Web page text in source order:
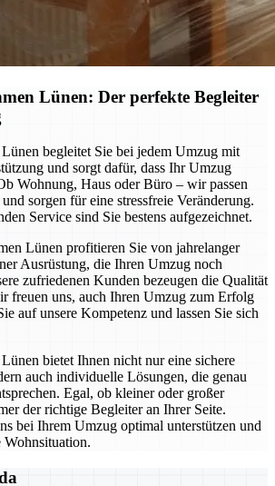
Lünen: Der perfekte Begleiter
begleitet Sie bei jedem Umzug mit
und sorgt dafür, dass Ihr Umzug
Wohnung, Haus oder Büro – wir passen
sorgen für eine stressfreie Veränderung.
Service sind Sie bestens aufgezeichnet.
Lünen profitieren Sie von jahrelanger
Ausrüstung, die Ihren Umzug noch
zufriedenen Kunden bezeugen die Qualität
freuen uns, auch Ihren Umzug zum Erfolg
auf unsere Kompetenz und lassen Sie sich
bietet Ihnen nicht nur eine sichere
auch individuelle Lösungen, die genau
Egal, ob kleiner oder großer
der richtige Begleiter an Ihrer Seite.
bei Ihrem Umzug optimal unterstützen und
Wohnsituation.